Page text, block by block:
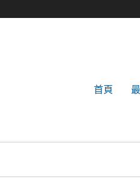
首頁